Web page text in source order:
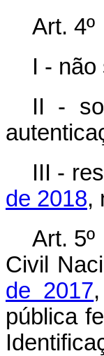
Art.
I -
II -
III -
de 2018,
Art.
Civil
de 2017
pública